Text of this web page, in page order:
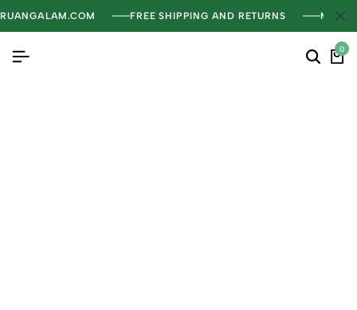
RUANGALAM.COM FREE SHIPPING AND RETURNS
0